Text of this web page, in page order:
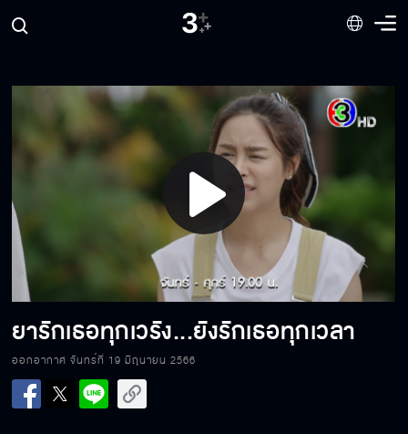
Play
Video
ยารักเธอทุกเวรัง...ยังรักเธอทุกเวลา
ออกอากาศ จันทร์ที่ 19 มิถุนายน 2566
ผมอยากให้แก้วเลิกกับคุณ
จิ้นคู่สายวาย
แก้วชอบวินหรอ?